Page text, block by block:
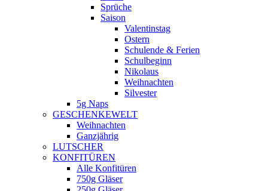
Sprüche
Saison
Valentinstag
Ostern
Schulende & Ferien
Schulbeginn
Nikolaus
Weihnachten
Silvester
5g Naps
GESCHENKEWELT
Weihnachten
Ganzjährig
LUTSCHER
KONFITÜREN
Alle Konfitüren
750g Gläser